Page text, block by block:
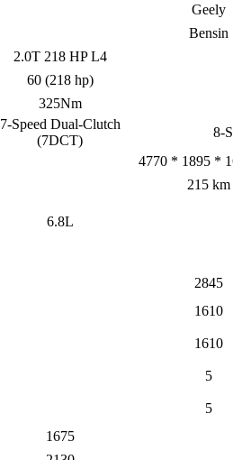
Geely
Bensin
2.0T 218 HP L4
60 (218 hp)
325Nm
7-Speed ​​Dual-Clutch
(7DCT)
8-
4770 * 1895 *
215 km
6.8L
2845
1610
1610
5
5
1675